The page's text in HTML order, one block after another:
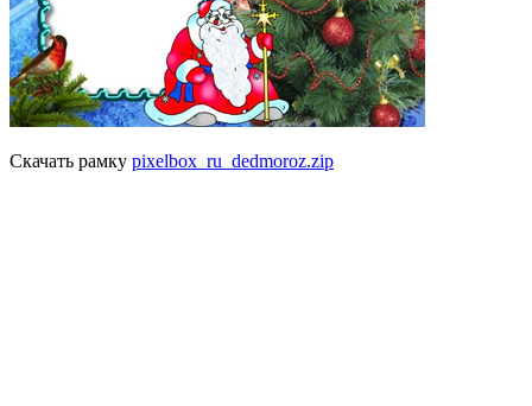
Скачать рамку pixelbox_ru_dedmoroz.zip